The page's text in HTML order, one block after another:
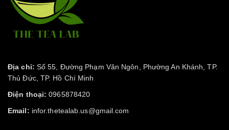
Địa chỉ: Số 55, Đường Phạm Văn Ngôn, Phường An Khánh, TP.
Thủ Đức, TP. Hồ Chí Minh
Điện thoại: 0965878420
Email: infor.thetealab.us@gmail.com